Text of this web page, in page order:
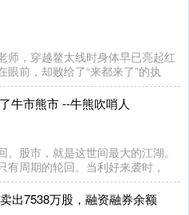
长塔亚尼与伊朗外长阿拉格齐通
自由及地区危机。
季雪上世界杯赛程出炉
27赛季自由式滑雪、单板滑雪公
季赛程跨度从2026年
关于南方国证港股通创新药交易
期提前结束募集的公告